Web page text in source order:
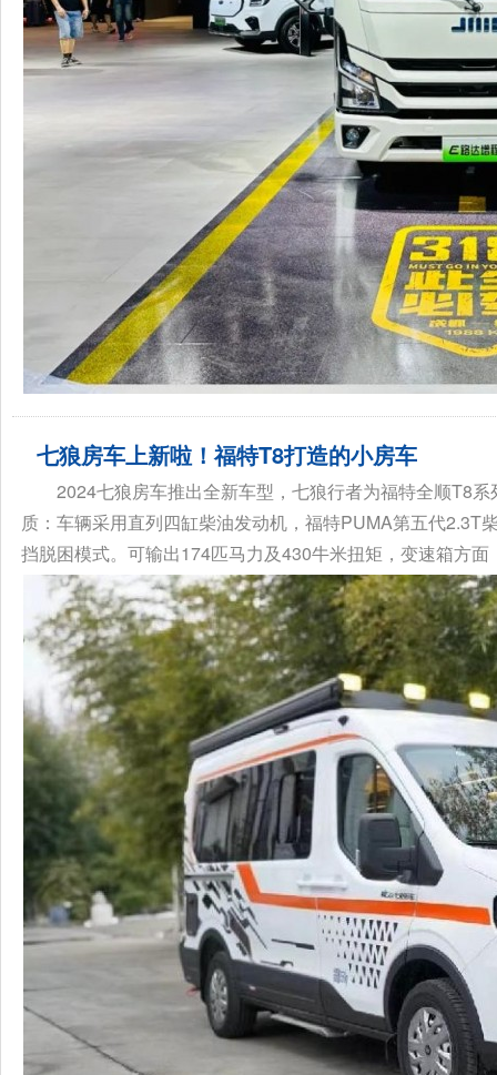
七狼房车上新啦！福特T8打造的小房车
2024七狼房车推出全新车型，七狼行者为福特全顺T8
质：车辆采用直列四缸柴油发动机，福特PUMA第五代
挡脱困模式。可输出174匹马力及430牛米扭矩，变速箱方